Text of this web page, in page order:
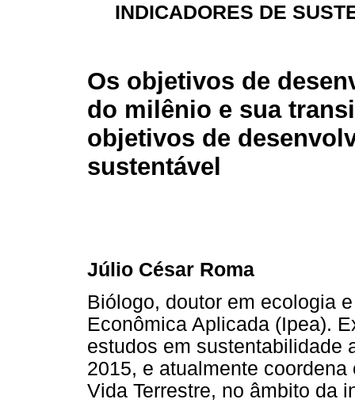
INDICADORES DE
Os objetivos de
do milênio e sua
objetivos de
sustentável
Júlio César Roma
Biólogo, doutor em ecologia
Econômica Aplicada (Ipea).
estudos em sustentabilidade
2015, e atualmente
Vida Terrestre, no âmbito da